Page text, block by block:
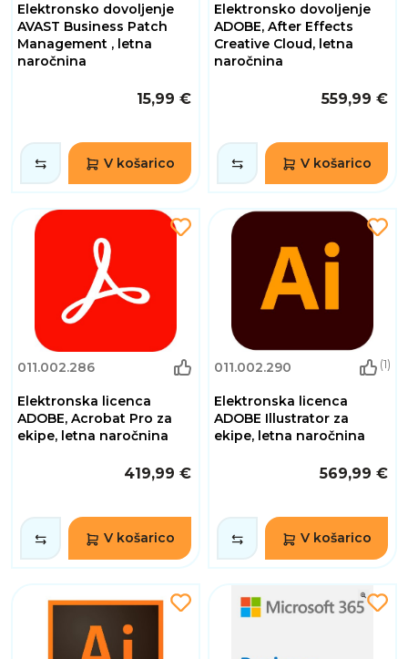
Elektronsko dovoljenje
AVAST Business Patch
Management , letna
naročnina
15,99 €
V košarico
Elektronsko dovoljenje
ADOBE, After Effects
Creative Cloud, letna
naročnina
559,99 €
V košarico
011.002.286
Elektronska licenca
ADOBE, Acrobat Pro za
ekipe, letna naročnina
419,99 €
V košarico
011.002.290 (1)
Elektronska licenca
ADOBE Illustrator za
ekipe, letna naročnina
569,99 €
V košarico